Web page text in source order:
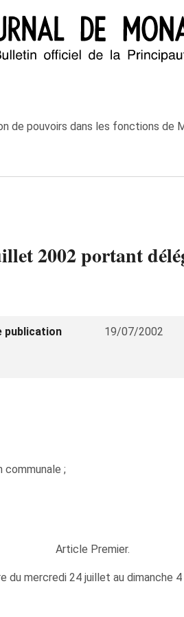
de pouvoirs dans les fonctions de
2002 portant
publication 19/07/2002
communale ;
Article Premier.
du mercredi 24 juillet au dimanche